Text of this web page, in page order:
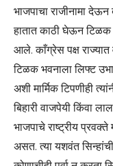
भाजपाचा राजीनामा
हातात काठी घेऊन
आले. काँग्रेस पक्ष राज्यात
टिळक भवनाला लिफ्ट
अशी मार्मिक टिपणीही
बिहारी वाजपेयी किंवा
भाजपाचे राष्ट्रीय
असत. त्या यशवंत